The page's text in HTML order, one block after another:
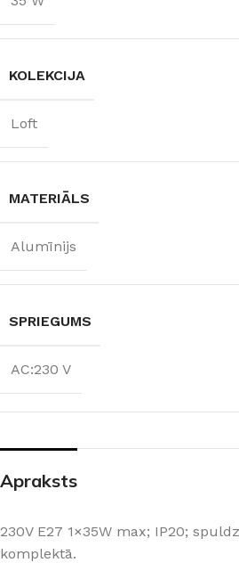
KOLEKCIJA
Loft
MATERIĀLS
Alumīnijs
SPRIEGUMS
AC:230 V
Apraksts
230V E27 1×35W max; IP20;
komplektā.